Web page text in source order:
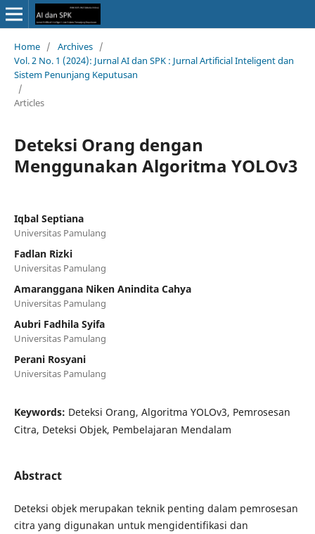
Home / Archives /
Vol. 2 No. 1 (2024): Jurnal AI dan SPK : Jurnal Artificial Inteligent dan
Sistem Penunjang Keputusan
/
Articles
Deteksi Orang dengan
Menggunakan Algoritma YOLOv3
Iqbal Septiana
Universitas Pamulang
Fadlan Rizki
Universitas Pamulang
Amaranggana Niken Anindita Cahya
Universitas Pamulang
Aubri Fadhila Syifa
Universitas Pamulang
Perani Rosyani
Universitas Pamulang
Keywords: Deteksi Orang, Algoritma YOLOv3, Pemrosesan
Citra, Deteksi Objek, Pembelajaran Mendalam
Abstract
Deteksi objek merupakan teknik penting dalam pemrosesan
citra yang digunakan untuk mengidentifikasi dan